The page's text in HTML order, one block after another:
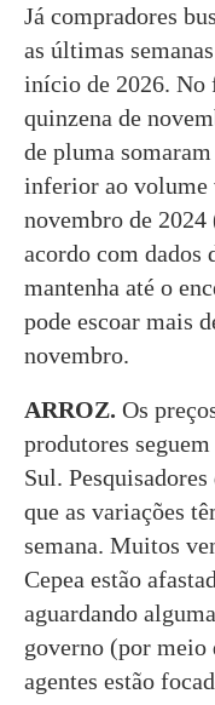
Já compradores
as últimas
início de 2026. No
quinzena de
de pluma
inferior ao volume
novembro de
acordo com dados
mantenha até o
pode escoar mais
novembro.
ARROZ. Os
produtores
Sul.
que as variações
semana. Muitos
Cepea estão
aguardando
governo (por meio
agentes estão